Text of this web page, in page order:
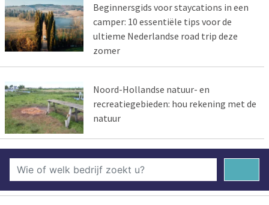
Beginnersgids voor staycations in een
camper: 10 essentiële tips voor de
ultieme Nederlandse road trip deze
zomer
Noord-Hollandse natuur- en
recreatiegebieden: hou rekening met de
natuur